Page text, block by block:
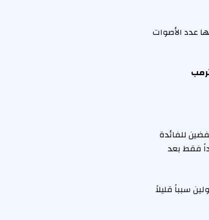
ذلك أول مرة منذ سبتمبر 2019 يتجاوز فيها عدد الأصوات
للفائدة
فقط بعد
سبباً قليلاً